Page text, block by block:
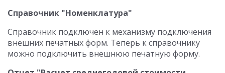
Справочник "Номенклатура"
Справочник подключен к механизму подключения
внешних печатных форм. Теперь к справочнику
можно подключить внешнюю печатную форму.